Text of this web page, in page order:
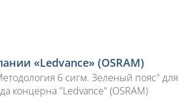
«Ledvance» (OSRAM)
6 сигм. Зеленый пояс" для
концерна "Ledvance" (OSRAM)